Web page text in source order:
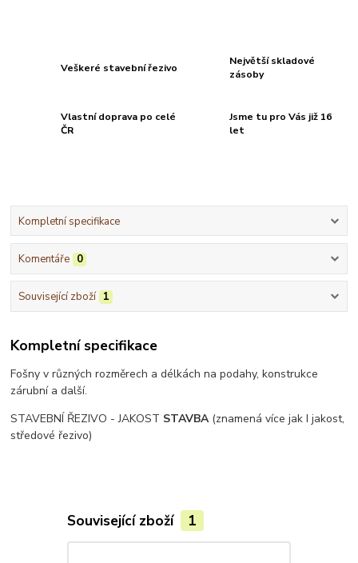
Veškeré stavební řezivo
Největší skladové
zásoby
Vlastní doprava po celé
ČR
Jsme tu pro Vás již 16
let
Kompletní specifikace
Komentáře 0
Související zboží 1
Kompletní specifikace
Fošny v různých rozměrech a délkách na podahy, konstrukce
zárubní a další.
STAVEBNÍ ŘEZIVO - JAKOST STAVBA (znamená více jak I jakost,
středové řezivo)
Související zboží 1